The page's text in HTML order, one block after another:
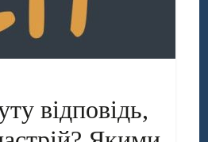
відповідь,